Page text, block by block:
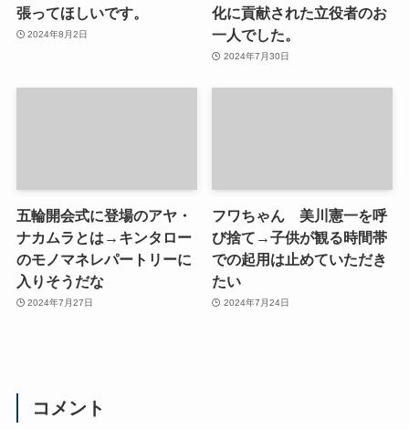
張ってほしいです。
2024年8月2日
化に貢献された立役者のお
一人でした。
2024年7月30日
五輪開会式に登場のアヤ・
ナカムラとは→キンタロー
のモノマネレパートリーに
入りそうだな
2024年7月27日
フワちゃん 美川憲一を呼
び捨て→子供が観る時間帯
での起用は止めていただき
たい
2024年7月24日
コメント